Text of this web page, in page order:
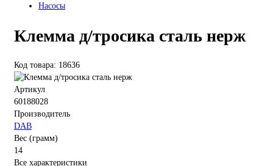
Насосы
Клемма д/тросика сталь нерж
Код товара: 18636
Артикул
60188028
Производитель
DAB
Вес (грамм)
14
Все характеристики